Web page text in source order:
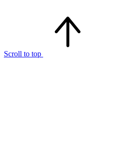
Scroll to top